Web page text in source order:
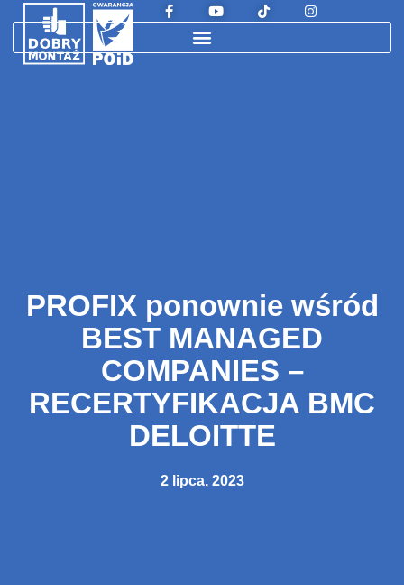
PROFIX ponownie wśród
BEST MANAGED
COMPANIES –
RECERTYFIKACJA BMC
DELOITTE
2 lipca, 2023